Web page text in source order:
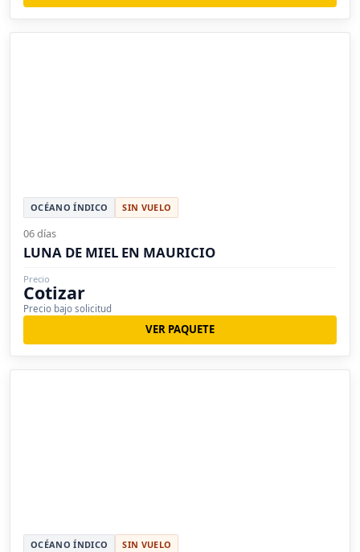
OCÉANO ÍNDICO SIN VUELO
06 días
LUNA DE MIEL EN MAURICIO
Precio
Cotizar
Precio bajo solicitud
VER PAQUETE
OCÉANO ÍNDICO SIN VUELO